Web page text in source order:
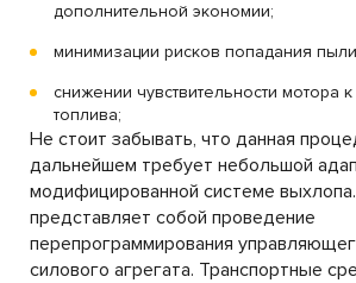
дополнительной экономии;
минимизации рисков попадания
снижении чувствительности мотора
топлива;
Не стоит забывать, что данная
дальнейшем требует небольшой
модифицированной системе
представляет собой проведение
перепрограммирования
силового агрегата. Транспортные